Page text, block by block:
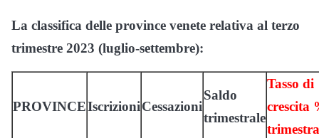
La classifica delle province venete relativa al terzo
trimestre 2023 (luglio-settembre):
PROVINCEIscrizioniCessazioni
Saldo
trimestrale
Tasso di
crescita